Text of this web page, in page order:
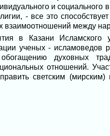
и социального
- все это
взаимоотношений между
в Казани Исламского
ученых - исламоведов
духовных
отношений.
светским (мирским)